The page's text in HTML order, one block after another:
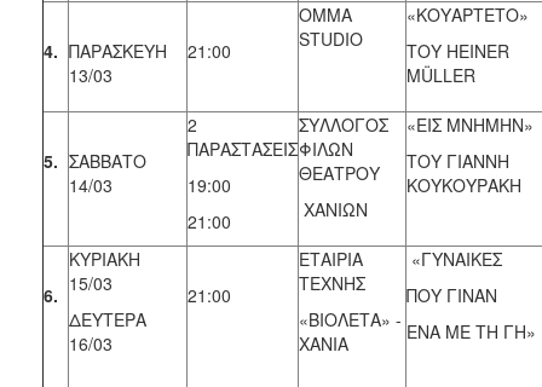
4. ΠΑΡΑΣΚΕΥΗ
13/03
21:00
OMMA
STUDIO
«ΚΟΥΑΡΤΕΤΟ»
ΤΟΥ HEINER
MÜLLER
5. ΣΑΒΒΑΤΟ
14/03
2
ΠΑΡΑΣΤΑΣΕΙΣ
19:00
21:00
ΣΥΛΛΟΓΟΣ
ΦΙΛΩΝ
ΘΕΑΤΡΟΥ
ΧΑΝΙΩΝ
«ΕΙΣ ΜΝΗΜΗΝ»
ΤΟΥ ΓΙΑΝΝΗ
ΚΟΥΚΟΥΡΑΚΗ
6.
ΚΥΡΙΑΚΗ
15/03
ΔΕΥΤΕΡΑ
16/03
21:00
ΕΤΑΙΡΙΑ
ΤΕΧΝΗΣ
«ΒΙΟΛΕΤΑ» -
ΧΑΝΙΑ
«ΓΥΝΑΙΚΕΣ
ΠΟΥ ΓΙΝΑΝ
ΕΝΑ ΜΕ ΤΗ ΓΗ»